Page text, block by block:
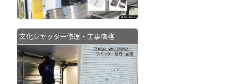
文化シヤッター修理・工事価格